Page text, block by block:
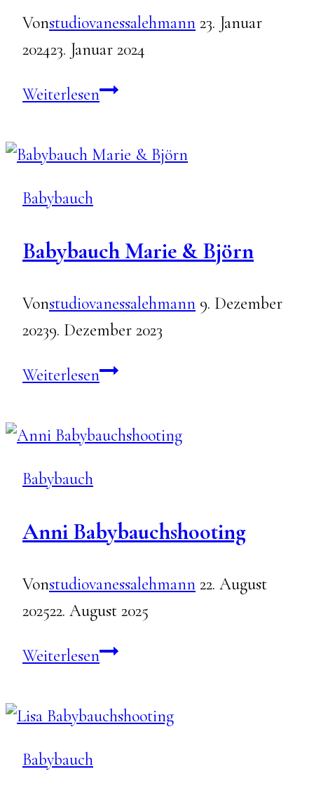
Vonstudiovanessalehmann 23. Januar
202423. Januar 2024
WeiterlesenBabybauch
&
Babybauch
Babybauch Marie & Björn
Vonstudiovanessalehmann 9. Dezember
20239. Dezember 2023
WeiterlesenBabybauch
Babybauch
Anni Babybauchshooting
Vonstudiovanessalehmann 22. August
202522. August 2025
WeiterlesenAnni
Babybauch